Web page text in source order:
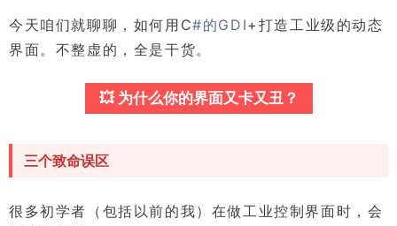
今天咱们就聊聊，如何用C#的GDI+打造工业级的动态
界面。不整虚的，全是干货。
💥 为什么你的界面又卡又丑？
三个致命误区
很多初学者（包括以前的我）在做工业控制界面时，会